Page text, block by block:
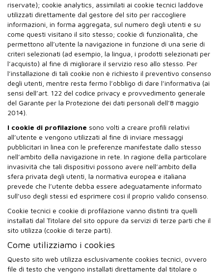
riservate); cookie analytics, assimilati ai cookie tecnici laddove
utilizzati direttamente dal gestore del sito per raccogliere
informazioni, in forma aggregata, sul numero degli utenti e su
come questi visitano il sito stesso; cookie di funzionalità, che
permettono all’utente la navigazione in funzione di una serie di
criteri selezionati (ad esempio, la lingua, i prodotti selezionati per
l’acquisto) al fine di migliorare il servizio reso allo stesso. Per
l’installazione di tali cookie non è richiesto il preventivo consenso
degli utenti, mentre resta fermo l’obbligo di dare l’informativa (ai
sensi dell’art. 122 del codice privacy e provvedimento generale
del Garante per la Protezione dei dati personali dell’8 maggio
2014).
I cookie di profilazione sono volti a creare profili relativi
all’utente e vengono utilizzati al fine di inviare messaggi
pubblicitari in linea con le preferenze manifestate dallo stesso
nell’ambito della navigazione in rete. In ragione della particolare
invasività che tali dispositivi possono avere nell’ambito della
sfera privata degli utenti, la normativa europea e italiana
prevede che l’utente debba essere adeguatamente informato
sull’uso degli stessi ed esprimere così il proprio valido consenso.
Cookie tecnici e cookie di profilazione vanno distinti tra quelli
installati dal Titolare del sito oppure da servizi di terze parti che il
sito utilizza (cookie di terze parti).
Come utilizziamo i cookies
Questo sito web utilizza esclusivamente cookies tecnici, ovvero
file di testo che vengono installati direttamente dal titolare o